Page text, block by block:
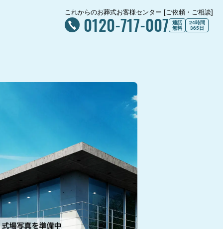
これからのお葬式お客様センター [ご依頼・ご相談]
0120-717-007 通話
無料
24時間
365日